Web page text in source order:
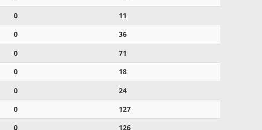
0
11
0
36
0
71
0
18
0
24
0
127
0 126